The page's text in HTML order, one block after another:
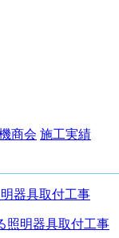
商会 施工実績
照明器具取付工事